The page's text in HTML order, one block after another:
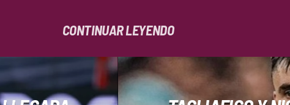
CONTINUAR LEYENDO